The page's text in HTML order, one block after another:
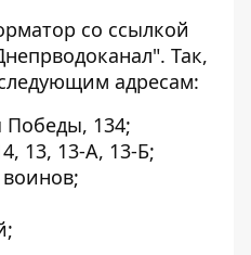
со ссылкой
. Так,
адресам:
Победы, 134;
13, 13-А, 13-Б;